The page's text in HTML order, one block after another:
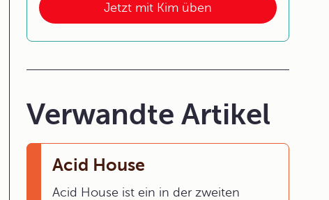
Jetzt mit Kim üben
Verwandte Artikel
Acid House
Acid House ist ein in der zweiten